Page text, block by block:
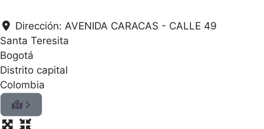
Dirección:AVENIDA CARACAS - CALLE 49
Santa Teresita
Bogotá
Distrito capital
Colombia